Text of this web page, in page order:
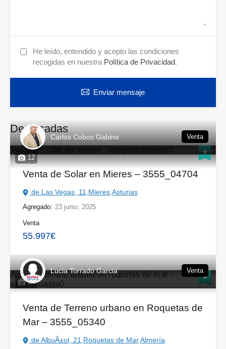
He leído, entendido y acepto las condiciones
recogidas en nuestra Política de Privacidad.
Enviar mensaje
Destacadas
12
Carlos Cobos Gabino Venta
Venta de Solar en Mieres – 3555_04704
de Las Vegas, 11,Mieres,Asturias
Agregado: 23 junio, 2025
Venta
55.997€
14
Lucia Torrado Garcia Venta
Venta de Terreno urbano en Roquetas de
Mar – 3555_05340
de AlbuÃ±ol, 21,Roquetas de Mar,Almería